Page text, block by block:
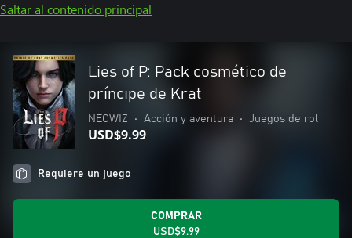
Saltar al contenido principal
Lies of P: Pack cosmético de
príncipe de Krat
NEOWIZ • Acción y aventura • Juegos de rol
USD$9.99
Requiere un juego
COMPRAR
USD$9.99